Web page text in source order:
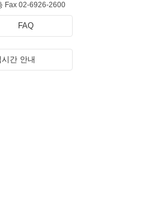
Fax 02-6926-2600
FAQ
간 안내